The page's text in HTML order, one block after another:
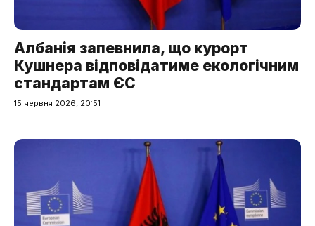
Албанія запевнила, що курорт
Кушнера відповідатиме екологічним
стандартам ЄС
15 червня 2026, 20:51